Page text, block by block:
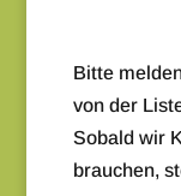
Bitte
von der
Sobald wir
brauchen,